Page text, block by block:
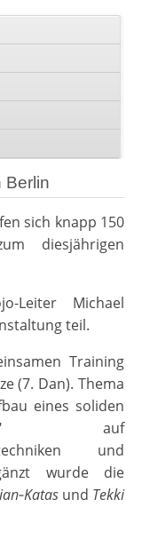
Berlin
sich knapp 150
diesjährigen
Leiter Michael
teil.
Training
(7. Dan). Thema
eines soliden
auf
und
wurde die
und Tekki